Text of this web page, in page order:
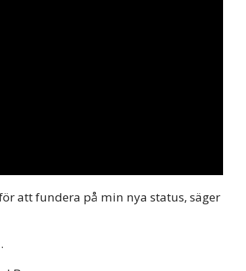
att fundera på min nya status, säger